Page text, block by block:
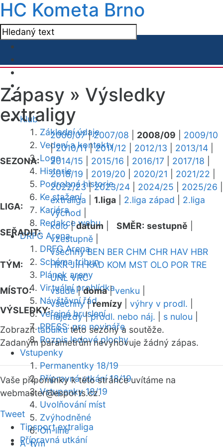
HC Kometa Brno
Klub
Základní údaje
Vedení a kontakty
Logo
Historie
Podrobná historie
Ke stažení
Kariéra
Redakce webu
DRFG Arena
DRFG Arena
Schéma tribun
Plánek areny
Virtuální prohlídka
Návštěvní řád
Veřejné bruslení
PRESS: pro novináře
Rozpis ledové plochy
Vstupenky
Permanentky 18/19
Přípravná utkání 18/19
Vstupenky 18/19
Uvolňování míst
Zvýhodněné
On-line
A-tým
Zápasy » Výsledky
extraligy
SEZONA:
2006/07|2007/08 2008/09
2009/10
|2010/11|2011/12 2012/13 2013/14
2014/15
2015/16 2016/17 2017/18
2018/19
2019/20 2020/21 2021/22
2022/23|2023/24 2024/25 2025/26
LIGA:
extraliga 1.liga 2.liga západ
2.liga
východ
SEŘADIT:
kolo|datum SMĚR: sestupně
vzestupně
TÝM:
všechny BEN BER CHM CHR HAV HBR
HKR JIH KAD KOM MST OLO POR TRE
UNL VRC
MÍSTO:
všude|doma|venku
VÝSLEDKY:
všechny|remízy výhry v prodl.
nájezdy|prodl. nebo náj. s nulou
Zobrazittabulkutéto sezóny a soutěže.
Zadaným parametrům nevyhovuje žádný zápas.
Vaše připomínky k této stránce uvítáme na
webmaster@esports.cz.
Tweet
Tipsport extraliga
Přípravná utkání